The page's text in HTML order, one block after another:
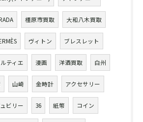
橿原市買取 大和八木買取
ヴィトン ブレスレット
ティエ 漫画 洋酒買取 白州
山崎 金時計 アクセサリー
ビリー 36 紙幣 コイン